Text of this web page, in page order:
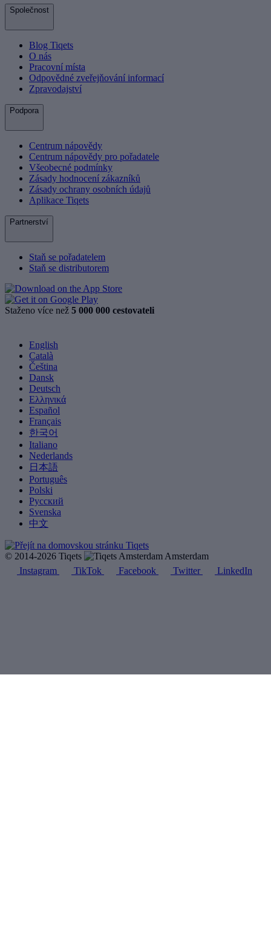
Společnost
Blog Tiqets
O nás
Pracovní místa
Odpovědné zveřejňování informací
Zpravodajství
Podpora
Centrum nápovědy
Centrum nápovědy pro pořadatele
Všeobecné podmínky
Zásady hodnocení zákazníků
Zásady ochrany osobních údajů
Aplikace Tiqets
Partnerství
Staň se pořadatelem
Staň se distributorem
Staženo více než 5 000 000 cestovateli
English
Català
Čeština
Dansk
Deutsch
Ελληνικά
Español
Français
한국어
Italiano
Nederlands
日本語
Português
Polski
Русский
Svenska
中文
© 2014-2026 Tiqets
Amsterdam
Instagram
TikTok Facebook Twitter LinkedIn